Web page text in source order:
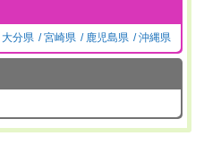
大分県 宮崎県 鹿児島県 沖縄県